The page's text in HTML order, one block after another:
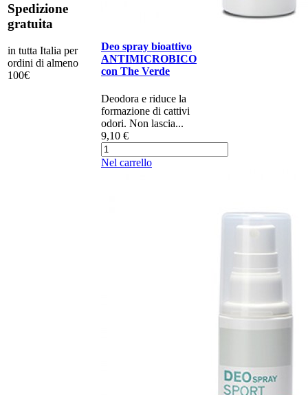
Spedizione
gratuita
in tutta Italia per
ordini di almeno
100€
Deo spray bioattivo
ANTIMICROBICO
con The Verde
Deodora e riduce la
formazione di cattivi
odori. Non lascia...
9,10 €
Nel carrello